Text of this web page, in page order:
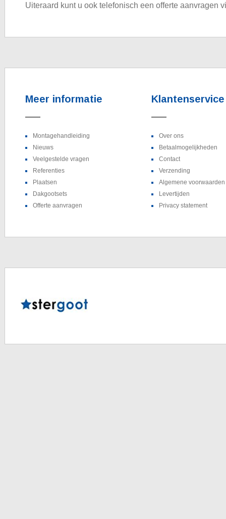
Uiteraard kunt u ook telefonisch een offerte aanvragen
Meer informatie
Montagehandleiding
Nieuws
Veelgestelde vragen
Referenties
Plaatsen
Dakgootsets
Offerte aanvragen
Klantenservice
Over ons
Betaalmogelijkheden
Contact
Verzending
Algemene
Levertijden
Privacy statement